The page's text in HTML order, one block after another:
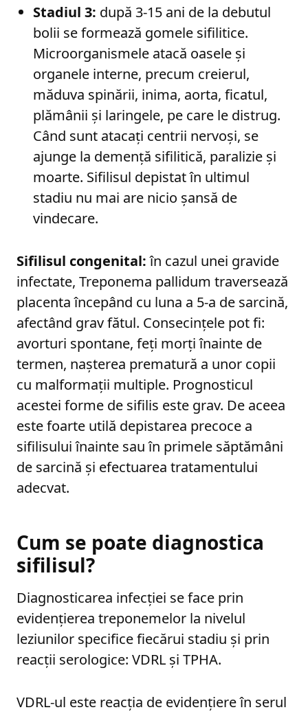
Stadiul 3: după 3-15 ani de la debutul
bolii se formează gomele sifilitice.
Microorganismele atacă oasele și
organele interne, precum creierul,
măduva spinării, inima, aorta, ficatul,
plămânii și laringele, pe care le distrug.
Când sunt atacați centrii nervoși, se
ajunge la demență sifilitică, paralizie și
moarte. Sifilisul depistat în ultimul
stadiu nu mai are nicio șansă de
vindecare.
Sifilisul congenital:în cazul unei gravide
infectate, Treponema pallidum traversează
placenta începând cu luna a 5-a de sarcină,
afectând grav fătul. Consecințele pot fi:
avorturi spontane, feți morți înainte de
termen, nașterea prematură a unor copii
cu malformații multiple. Prognosticul
acestei forme de sifilis este grav. De aceea
este foarte utilă depistarea precoce a
sifilisului înainte sau în primele săptămâni
de sarcină și efectuarea tratamentului
adecvat.
Cum se poate diagnostica
sifilisul?
Diagnosticarea infecției se face prin
evidențierea treponemelor la nivelul
leziunilor specifice fiecărui stadiu și prin
reacții serologice: VDRL și TPHA.
VDRL-ul este reacția de evidențiere în serul